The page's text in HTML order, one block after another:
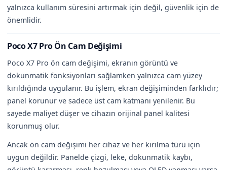
yalnızca kullanım süresini artırmak için değil, güvenlik için de
önemlidir.
Poco X7 Pro Ön Cam Değişimi
Poco X7 Pro ön cam değişimi, ekranın görüntü ve
dokunmatik fonksiyonları sağlamken yalnızca cam yüzey
kırıldığında uygulanır. Bu işlem, ekran değişiminden farklıdır;
panel korunur ve sadece üst cam katmanı yenilenir. Bu
sayede maliyet düşer ve cihazın orijinal panel kalitesi
korunmuş olur.
Ancak ön cam değişimi her cihaz ve her kırılma türü için
uygun değildir. Panelde çizgi, leke, dokunmatik kaybı,